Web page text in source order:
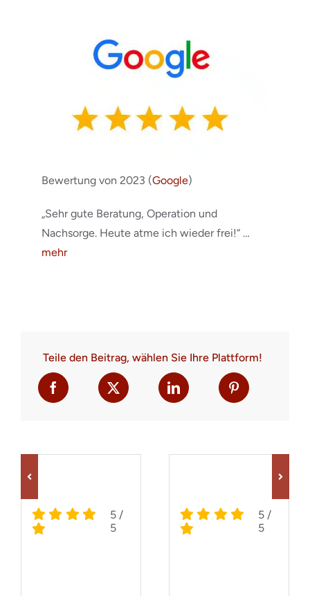
Bewertung von 2023 (Google)
„Sehr gute Beratung, Operation und
Nachsorge. Heute atme ich wieder frei!“ …
mehr
Teile den Beitrag, wählen Sie Ihre Plattform!
5 /
5
5 /
5